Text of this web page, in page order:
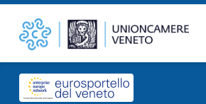
Sportello Energia DINAMO – Unioncamere del Veneto
Header info sidebar